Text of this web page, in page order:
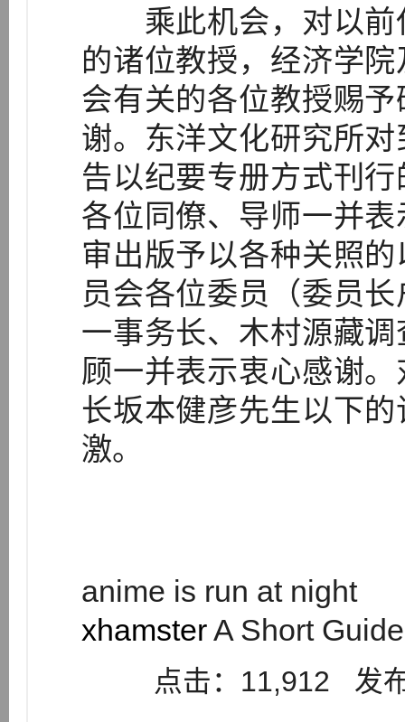
乘此机会，对以前
的诸位教授，经济学
会有关的各位教授赐
谢。东洋文化研究所
告以纪要专册方式刊
各位同僚、导师一并
审出版予以各种关照
员会各位委员（委员
一事务长、木村源藏
顾一并表示衷心感谢
长坂本健彦先生以下
激。
anime is run at night
xhamsterA Short
点击：11,912 发